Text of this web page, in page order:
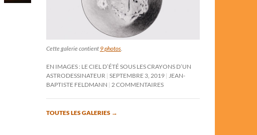
Cette galerie contient 9 photos
EN IMAGES : LE CIEL D’ÉTÉ SOUS LES CRAYONS D’UN
ASTRODESSINATEUR SEPTEMBRE 3, 2019
JEAN-
BAPTISTE FELDMANN
2 COMMENTAIRES
TOUTES LES GALERIES →